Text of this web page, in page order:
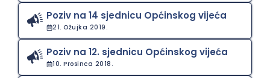
Poziv na 14 sjednicu Općinskog vijeća
21. Ožujka 2019.
Poziv na 12. sjednicu Općinskog vijeća
10. Prosinca 2018.